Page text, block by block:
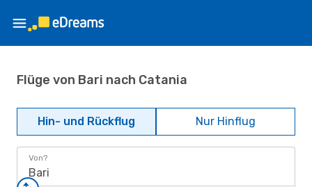
Flüge von Bari nach Catania
Hin- und Rückflug Nur Hinflug
Von?
Bari